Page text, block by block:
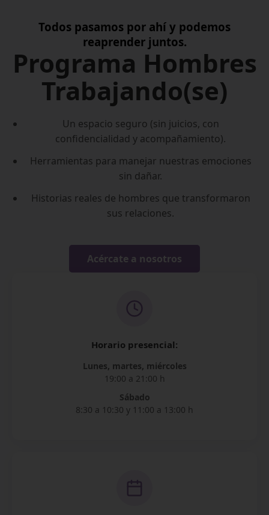
Todos pasamos por ahí y podemos
reaprender juntos.
Programa Hombres
Trabajando(se)
Un espacio seguro (sin juicios, con
confidencialidad y acompañamiento).
Herramientas para manejar nuestras emociones
sin dañar.
Historias reales de hombres que transformaron
sus relaciones.
Acércate a nosotros
Horario presencial:
Lunes, martes, miércoles
19:00 a 21:00 h
Sábado
8:30 a 10:30 y 11:00 a 13:00 h